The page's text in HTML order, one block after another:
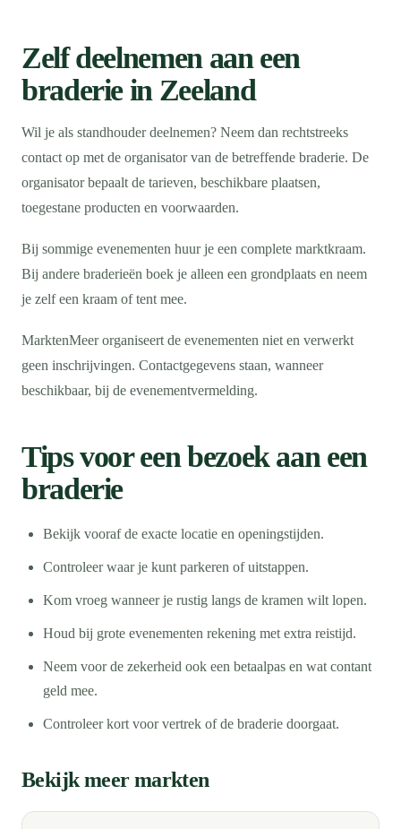
Zelf deelnemen aan een
braderie in Zeeland
Wil je als standhouder deelnemen? Neem dan rechtstreeks
contact op met de organisator van de betreffende braderie. De
organisator bepaalt de tarieven, beschikbare plaatsen,
toegestane producten en voorwaarden.
Bij sommige evenementen huur je een complete marktkraam.
Bij andere braderieën boek je alleen een grondplaats en neem
je zelf een kraam of tent mee.
MarktenMeer organiseert de evenementen niet en verwerkt
geen inschrijvingen. Contactgegevens staan, wanneer
beschikbaar, bij de evenementvermelding.
Tips voor een bezoek aan een
braderie
Bekijk vooraf de exacte locatie en openingstijden.
Controleer waar je kunt parkeren of uitstappen.
Kom vroeg wanneer je rustig langs de kramen wilt lopen.
Houd bij grote evenementen rekening met extra reistijd.
Neem voor de zekerheid ook een betaalpas en wat contant
geld mee.
Controleer kort voor vertrek of de braderie doorgaat.
Bekijk meer markten